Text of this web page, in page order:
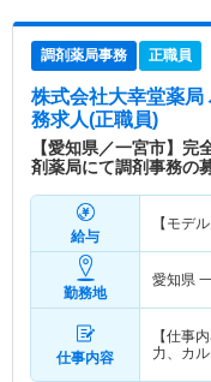
調剤薬局事務 正職員
株式会社大幸堂薬局
務求人(正職員)
【愛知県／一宮市】
剤薬局にて調剤事務の
給与
【モデ
勤務地
愛知県
仕事内容
【仕事
力、カ